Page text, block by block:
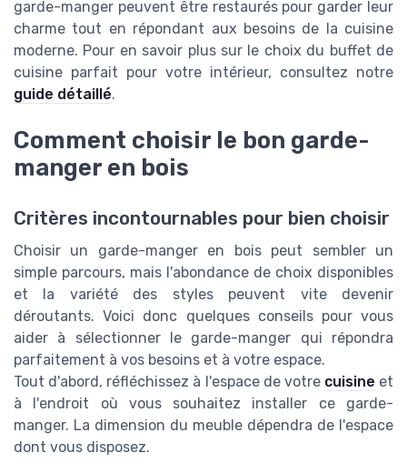
garde-manger peuvent être restaurés pour garder leur
charme tout en répondant aux besoins de la cuisine
moderne. Pour en savoir plus sur le choix du buffet de
cuisine parfait pour votre intérieur, consultez notre
guide détaillé.
Comment choisir le bon garde-
manger en bois
Critères incontournables pour bien choisir
Choisir un garde-manger en bois peut sembler un
simple parcours, mais l'abondance de choix disponibles
et la variété des styles peuvent vite devenir
déroutants. Voici donc quelques conseils pour vous
aider à sélectionner le garde-manger qui répondra
parfaitement à vos besoins et à votre espace.
Tout d'abord, réfléchissez à l'espace de votre cuisine et
à l'endroit où vous souhaitez installer ce garde-
manger. La dimension du meuble dépendra de l'espace
dont vous disposez.